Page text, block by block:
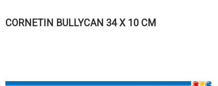
CORNETIN BULLYCAN 34 X 10 CM